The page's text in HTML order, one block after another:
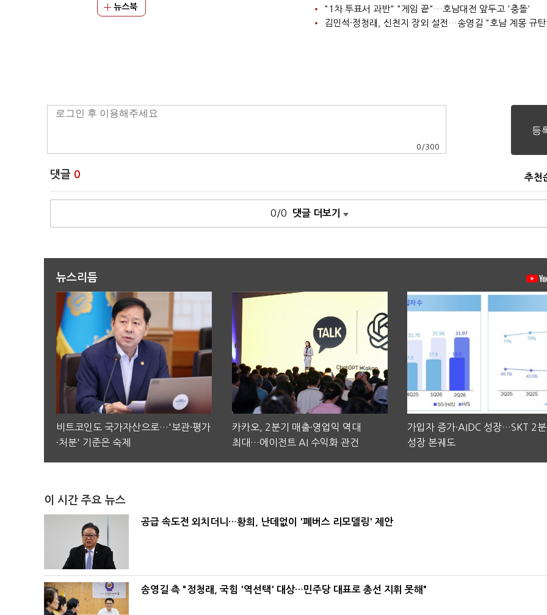
뉴스북
"1차 투표서 과반" "게임 끝"…호남대전 앞두고 '충돌'
김민석·정청래, 신천지 장외 설전…송영길 "호남 계몽 규
0 /300
댓글 0 추천
0/0 댓글 더보기
뉴스리듬
비트코인도 국가자산으로…'보관·평가
·처분' 기준은 숙제
카카오, 2분기 매출·영업익 역대
최대…에이전트 AI 수익화 관건
가입자 증가·AIDC 성장…SKT 2
성장 본궤도
이 시간 주요 뉴스
공급 속도전 외치더니…황희, 난데없이 '폐버스 리모델링' 제안
송영길 측 "정청래, 국힘 '역선택' 대상…민주당 대표로 총선 지휘 못해"